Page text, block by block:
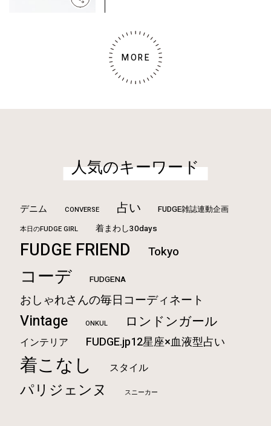
MORE
人気のキーワード
デニム CONVERSE 占い FUDGE雑誌連動企画
本日のFUDGE GIRL 着まわし30days
FUDGE FRIEND Tokyo
コーデ FUDGENA
おしゃれさんの毎日コーディネート
Vintage ONKUL ロンドンガール
インテリア FUDGE.jp12星座×血液型占い
着こなし スタイル
パリジェンヌ スニーカー